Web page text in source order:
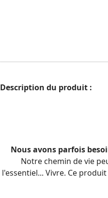
Description du produit :
Nous avons parfois
Notre chemin de vie
l'essentiel... Vivre. Ce